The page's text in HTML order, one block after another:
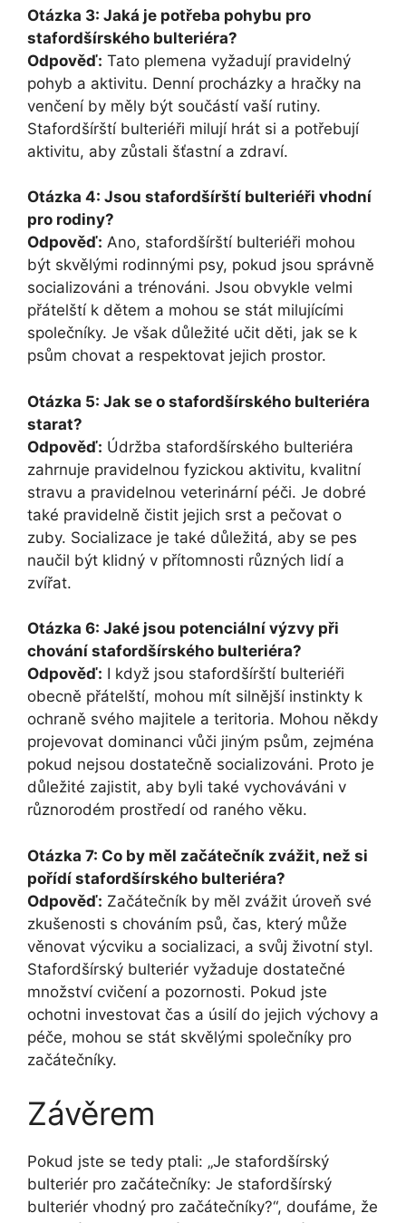
Otázka 3: Jaká je potřeba pohybu pro
stafordšírského bulteriéra?
Odpověď: Tato plemena vyžadují pravidelný
pohyb a aktivitu. Denní procházky a hračky na
venčení by měly být součástí vaší rutiny.
Stafordšírští bulteriéři milují hrát si a potřebují
aktivitu, aby zůstali šťastní a zdraví.
Otázka 4: Jsou stafordšírští bulteriéři vhodní
pro rodiny?
Odpověď: Ano, stafordšírští bulteriéři mohou
být skvělými rodinnými psy, pokud jsou správně
socializováni a trénováni. Jsou obvykle velmi
přátelští k dětem a mohou se stát milujícími
společníky. Je však důležité učit děti, jak se k
psům chovat a respektovat jejich prostor.
Otázka 5: Jak se o stafordšírského bulteriéra
starat?
Odpověď: Údržba stafordšírského bulteriéra
zahrnuje pravidelnou fyzickou aktivitu, kvalitní
stravu a pravidelnou veterinární péči. Je dobré
také pravidelně čistit jejich srst a pečovat o
zuby. Socializace je také důležitá, aby se pes
naučil být klidný v přítomnosti různých lidí a
zvířat.
Otázka 6: Jaké jsou potenciální výzvy při
chování stafordšírského bulteriéra?
Odpověď: I když jsou stafordšírští bulteriéři
obecně přátelští, mohou mít silnější instinkty k
ochraně svého majitele a teritoria. Mohou někdy
projevovat dominanci vůči jiným psům, zejména
pokud nejsou dostatečně socializováni. Proto je
důležité zajistit, aby byli také vychováváni v
různorodém prostředí od raného věku.
Otázka 7: Co by měl začátečník zvážit, než si
pořídí stafordšírského bulteriéra?
Odpověď: Začátečník by měl zvážit úroveň své
zkušenosti s chováním psů, čas, který může
věnovat výcviku a socializaci, a svůj životní styl.
Stafordšírský bulteriér vyžaduje dostatečné
množství cvičení a pozornosti. Pokud jste
ochotni investovat čas a úsilí do jejich výchovy a
péče, mohou se stát skvělými společníky pro
začátečníky.
Závěrem
Pokud jste se tedy ptali: „Je stafordšírský
bulteriér pro začátečníky: Je stafordšírský
bulteriér vhodný pro začátečníky?“, doufáme, že